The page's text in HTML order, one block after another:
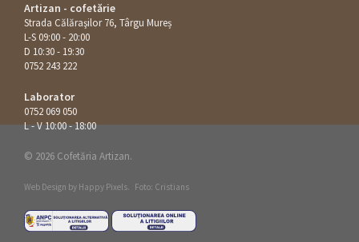
Artizan - cofetărie
Strada Călăraşilor 76, Târgu Mureș
L-S 09:00 - 20:00
D 10:30 - 19:30
0752 243 222
Laborator
0752 069 050
L - V 10:00 - 18:00
© 2026 Cofetăria Artizan.
Web Design by Happy Pixels. Foto: Cristians